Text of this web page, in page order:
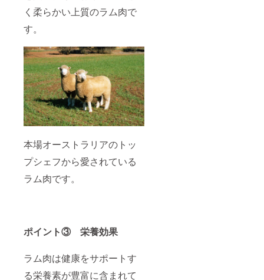
く柔らかい上質のラム肉で
す。
本場オーストラリアのトッ
プシェフから愛されている
ラム肉です。
ポイント③ 栄養効果
ラム肉は健康をサポートす
る栄養素が豊富に含まれて